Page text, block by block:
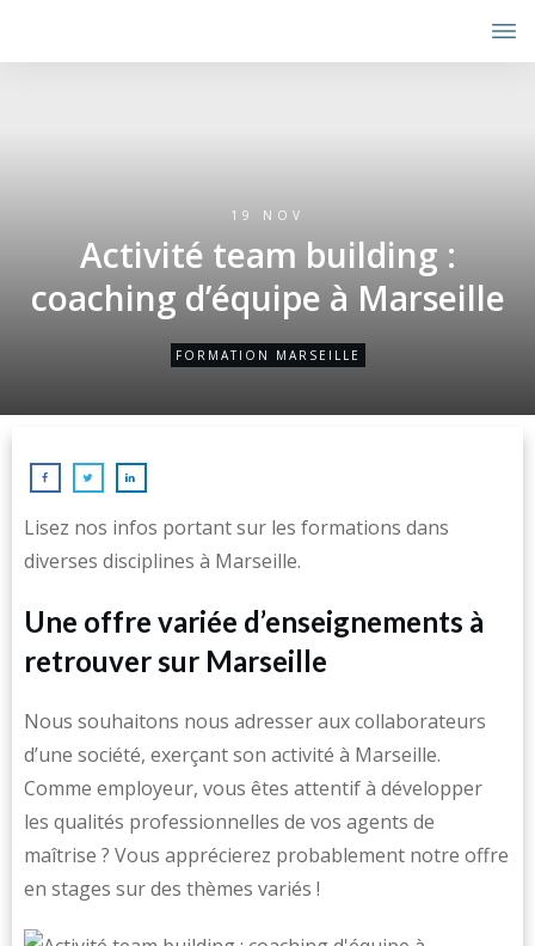
19 NOV
Activité team building :
coaching d’équipe à Marseille
FORMATION MARSEILLE
Lisez nos infos portant sur les formations dans
diverses disciplines à Marseille.
Une offre variée d’enseignements à
retrouver sur Marseille
Nous souhaitons nous adresser aux collaborateurs
d’une société, exerçant son activité à Marseille.
Comme employeur, vous êtes attentif à développer
les qualités professionnelles de vos agents de
maîtrise ? Vous apprécierez probablement notre offre
en stages sur des thèmes variés !